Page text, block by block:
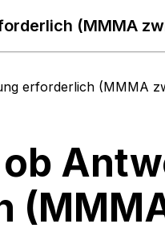
erforderlich (MMMA
ob